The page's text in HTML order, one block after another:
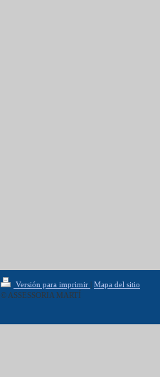
Versión para imprimir | Mapa del sitio
© ASSESSORIA MARTÍ